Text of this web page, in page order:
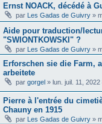
Ernst NOACK, décédé à
par Les Gadas de Guivry »
Aide pour traduction/
"SWIONTKOWSKI" ?
par Les Gadas de Guivry »
Erforschen sie die Farm,
arbeitete
par gorgel » lun. juil. 11,
Pierre à l'entrée du
Chauny en 1915
par Les Gadas de Guivry »